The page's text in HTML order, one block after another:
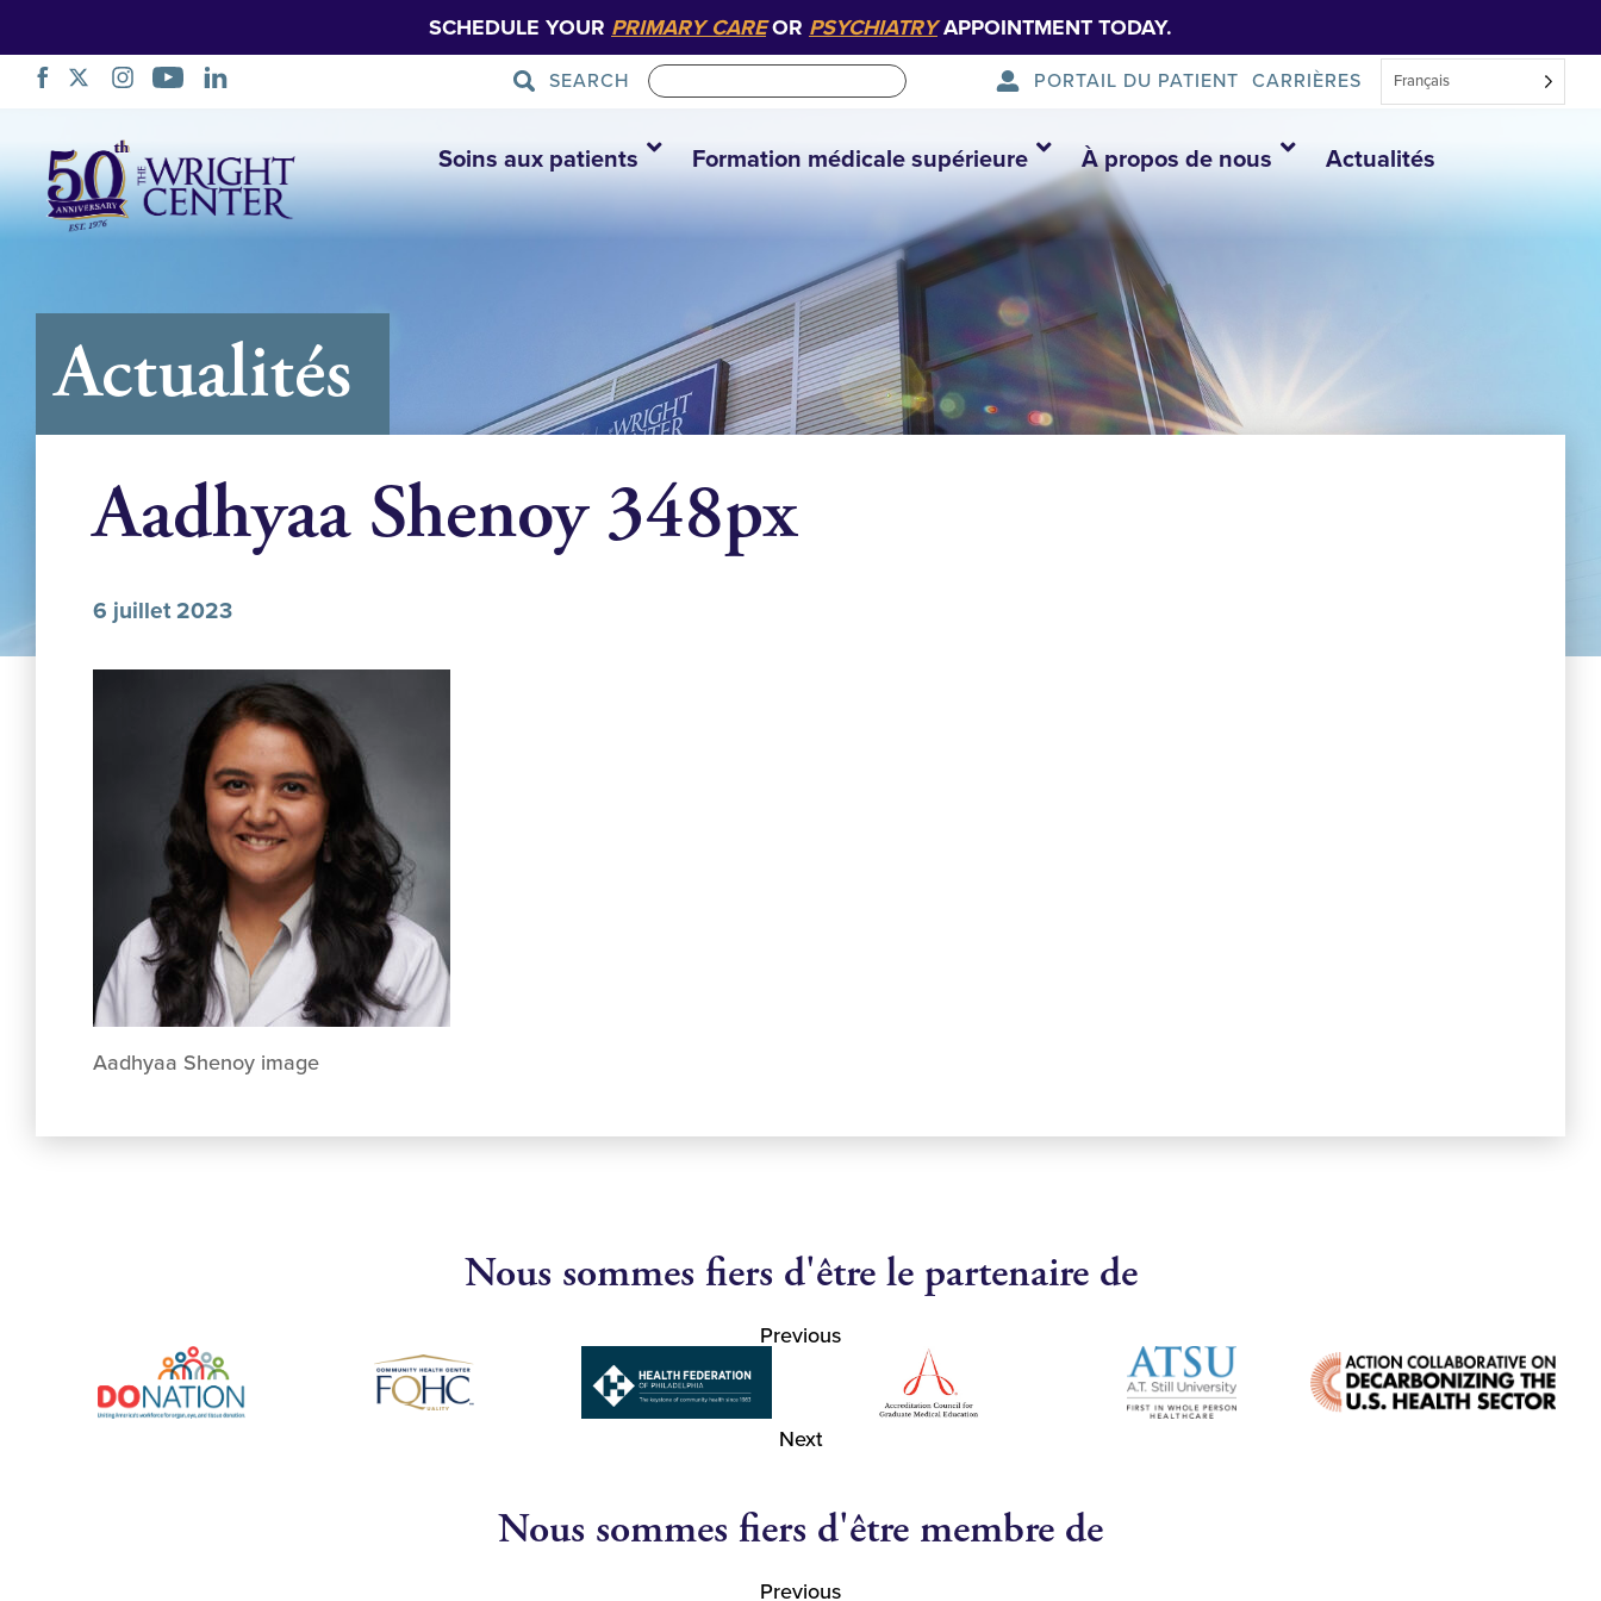
SCHEDULE YOUR PRIMARY CAREOR PSYCHIATRYAPPOINTMENT TODAY.
SEARCH PORTAIL DU PATIENT CARRIÈRES Français
la
navigation
Soins aux patients Formation médicale supérieure À propos de nous Actualités
Actualités
Aadhyaa Shenoy 348px
6 juillet 2023
Aadhyaa Shenoy image
Nous sommes fiers d'être le partenaire de
Previous
Next
Nous sommes fiers d'être membre de
Previous